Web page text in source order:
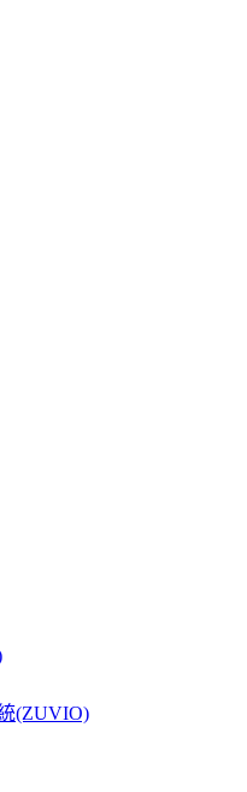
(ZUVIO)